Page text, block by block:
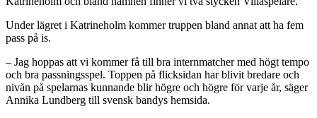
Under lägret i Katrineholm kommer truppen bland annat att ha fem
pass på is.
– Jag hoppas att vi kommer få till bra internmatcher med högt tempo
och bra passningsspel. Toppen på flicksidan har blivit bredare och
nivån på spelarnas kunnande blir högre och högre för varje år, säger
Annika Lundberg till svensk bandys hemsida.